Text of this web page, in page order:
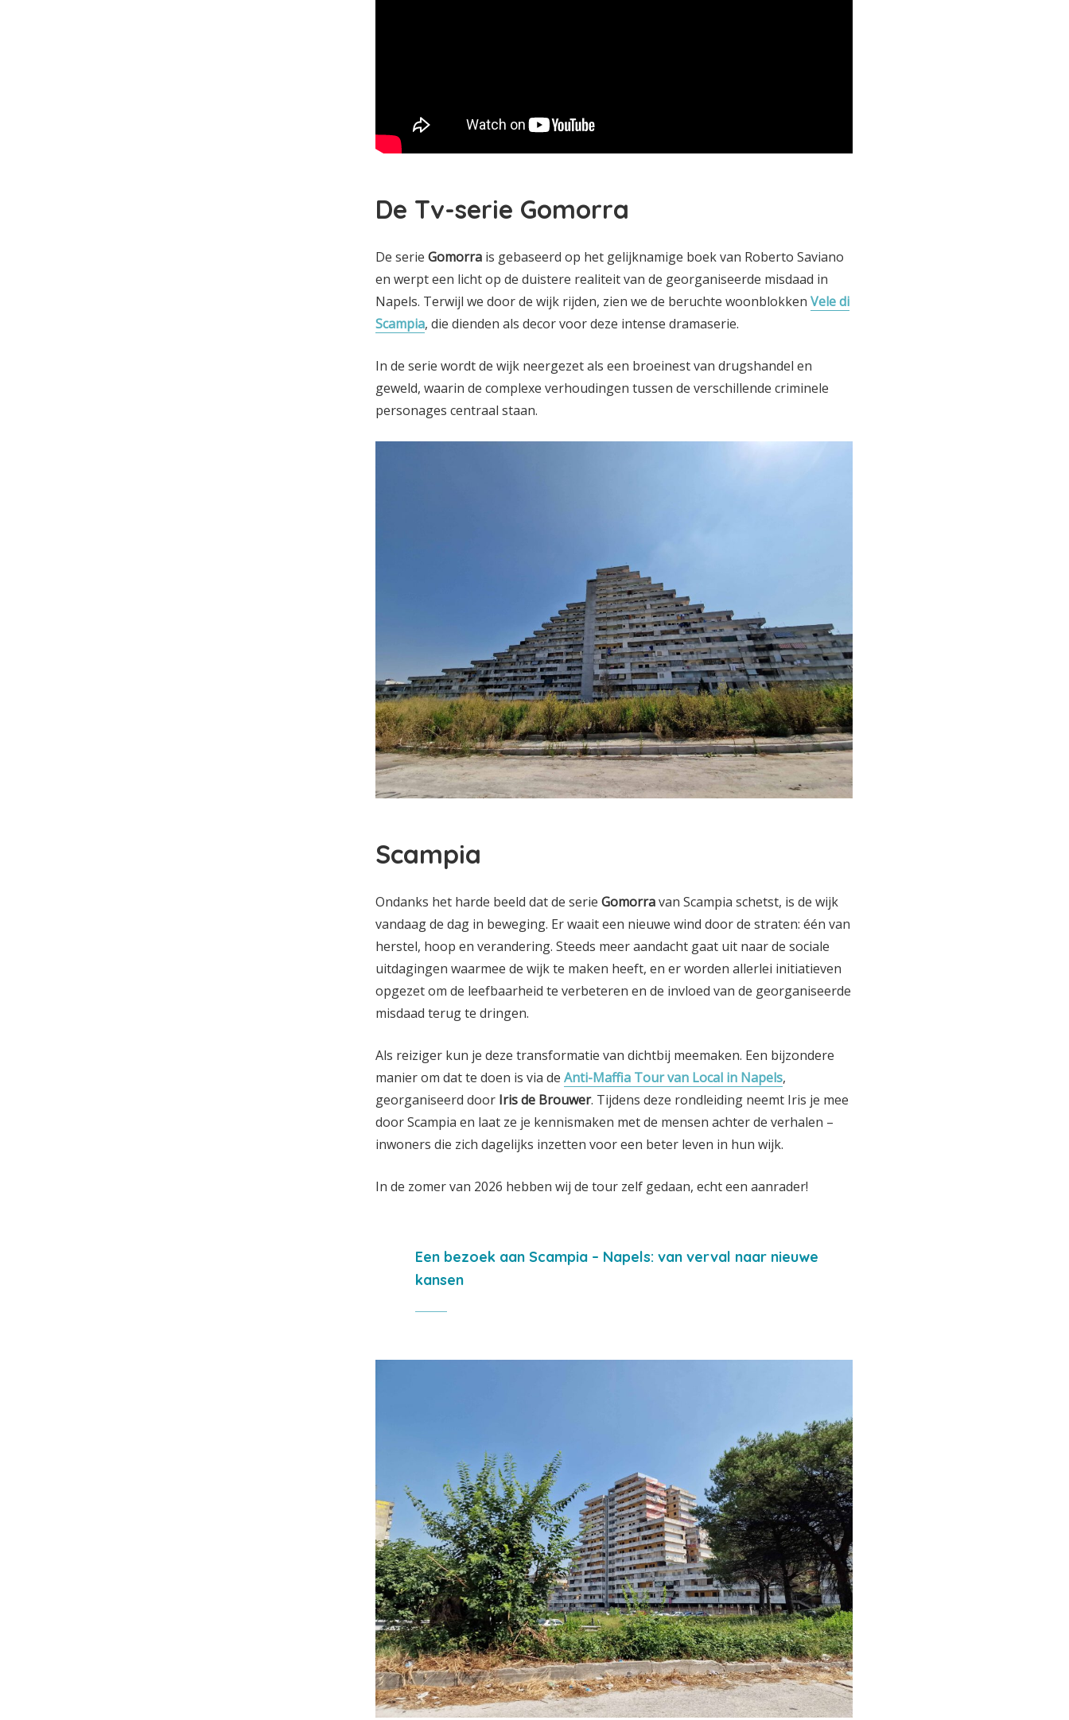
De Tv-serie Gomorra
De serie Gomorra is gebaseerd op het gelijknamige boek van Roberto Saviano
en werpt een licht op de duistere realiteit van de georganiseerde misdaad in
Napels. Terwijl we door de wijk rijden, zien we de beruchte woonblokken Vele di
Scampia, die dienden als decor voor deze intense dramaserie.
In de serie wordt de wijk neergezet als een broeinest van drugshandel en
geweld, waarin de complexe verhoudingen tussen de verschillende criminele
personages centraal staan.
Scampia
Ondanks het harde beeld dat de serie Gomorravan Scampia schetst, is de wijk
vandaag de dag in beweging. Er waait een nieuwe wind door de straten: één van
herstel, hoop en verandering. Steeds meer aandacht gaat uit naar de sociale
uitdagingen waarmee de wijk te maken heeft, en er worden allerlei initiatieven
opgezet om de leefbaarheid te verbeteren en de invloed van de georganiseerde
misdaad terug te dringen.
Als reiziger kun je deze transformatie van dichtbij meemaken. Een bijzondere
manier om dat te doen is via de Anti-Maffia Tour van Local in Napels,
georganiseerd door Iris de Brouwer. Tijdens deze rondleiding neemt Iris je mee
door Scampia en laat ze je kennismaken met de mensen achter de verhalen –
inwoners die zich dagelijks inzetten voor een beter leven in hun wijk.
In de zomer van 2026 hebben wij de tour zelf gedaan, echt een aanrader!
Een bezoek aan Scampia – Napels: van verval naar nieuwe
kansen